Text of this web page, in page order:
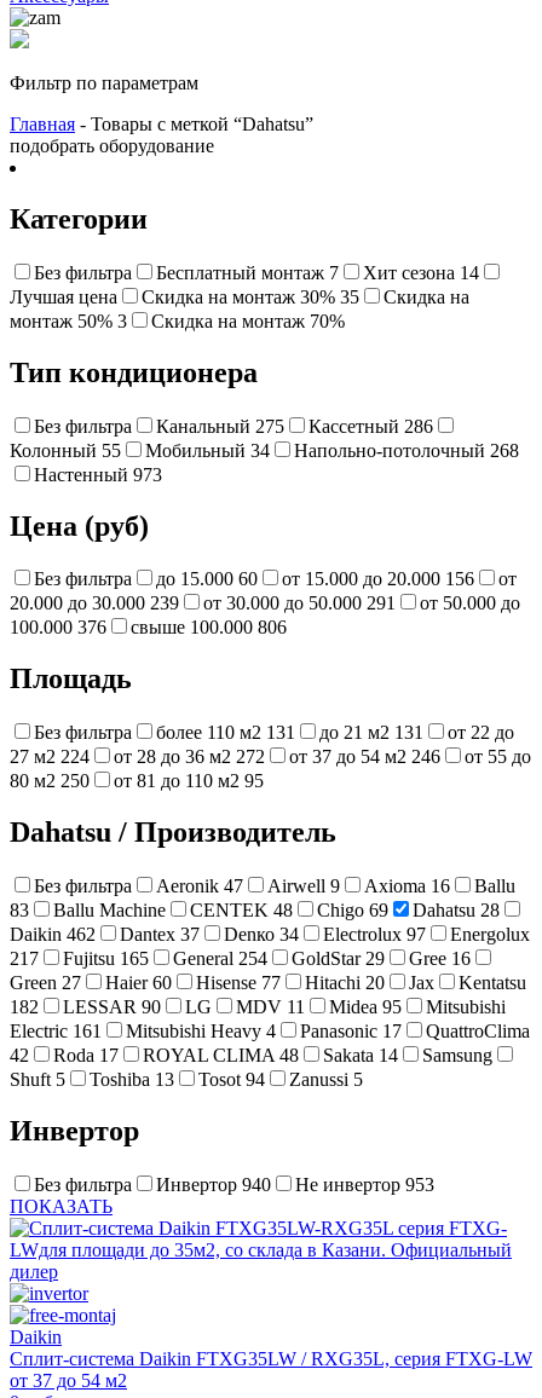
Фильтр по параметрам
Главная - Товары с меткой “Dahatsu”
подобрать оборудование
Категории
Без фильтра Бесплатный монтаж 7 Хит сезона 14
Лучшая цена
Cкидка на монтаж 30% 35
Скидка на
монтаж 50% 3 Cкидка на монтаж 70%
Тип кондиционера
Без фильтра Канальный 275 Кассетный 286
Колонный 55 Мобильный 34 Напольно-потолочный 268
Настенный 973
Цена (руб)
Без фильтра до 15.000 60 от 15.000 до 20.000 156
от
20.000 до 30.000 239 от 30.000 до 50.000 291
от 50.000 до
100.000 376 свыше 100.000 806
Площадь
Без фильтра более 110 м2 131 до 21 м2 131
от 22 до
27 м2 224 от 28 до 36 м2 272 от 37 до 54 м2 246
от 55 до
80 м2 250 от 81 до 110 м2 95
Dahatsu / Производитель
Без фильтра Aeronik 47 Airwell 9 Axioma 16
Ballu
83
Ballu Machine CENTEK 48 Chigo 69 Dahatsu 28
Daikin 462 Dantex 37 Denко 34 Electrolux 97
Energolux
217
Fujitsu 165 General 254 GoldStar 29 Gree 16
Green 27 Haier 60 Hisense 77 Hitachi 20 Jax
Kentatsu
182
LESSAR 90 LG MDV 11 Midea 95
Mitsubishi
Electric 161 Mitsubishi Heavy 4 Panasonic 17
QuattroClima
42
Roda 17 ROYAL CLIMA 48 Sakata 14
Samsung
Shuft 5 Toshiba 13 Tosot 94 Zanussi 5
Инвертор
Без фильтра Инвертор 940 Не инвертор 953
ПОКАЗАТЬ
Daikin
Сплит-система Daikin FTXG35LW / RXG35L, серия FTXG-LW
от 37 до 54 м2